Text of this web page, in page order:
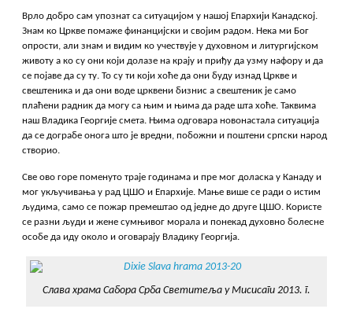
Врло добро сам упознат са ситуацијом у нашој Епархији Канадској.
Знам ко Цркве помаже финанцијски и својим радом. Нека ми Бог
опрости, али знам и видим ко учествује у духовном и литургијском
животу а ко су они који долазе на крају и приђу да узму нафору и да
се појаве да су ту. То су ти који хоће да они буду изнад Цркве и
свештеника и да они воде црквени бизнис а свештеник је само
плаћени радник да могу са њим и њима да раде шта хоће. Таквима
наш Владика Георгије смета. Њима одговара новонастала ситуација
да се дограбе онога што је вредни, побожни и поштени српски народ
створио.
Све ово горе поменуто траје годинама и пре мог доласка у Канаду и
мог укључивања у рад ЦШО и Епархије. Мање више се ради о истим
људима, само се пожар премештао од једне до друге ЦШО. Користе
се разни људи и жене сумњивог морала и понекад духовно болесне
особе да иду около и оговарају Владику Георгија.
Слава храма Сабора Срба Светитеља у Мисисаги 2013. г.